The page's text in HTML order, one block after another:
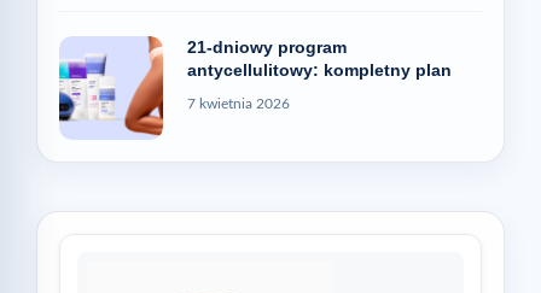
21-dniowy program
antycellulitowy: kompletny plan
7 kwietnia 2026